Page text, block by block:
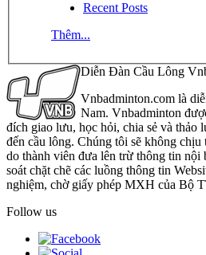
Recent Posts
Thêm...
Diễn Đàn Cầu Lông
Vnbadminton.com là
Nam. Vnbadminton
đích giao lưu, học hỏi, chia sẻ và thảo
đến cầu lông. Chúng tôi sẽ không
do thành viên đưa lên trừ thông tin nội
soát chặt chẽ các luồng thông tin
nghiệm, chờ giấy phép MXH của Bộ
Follow us